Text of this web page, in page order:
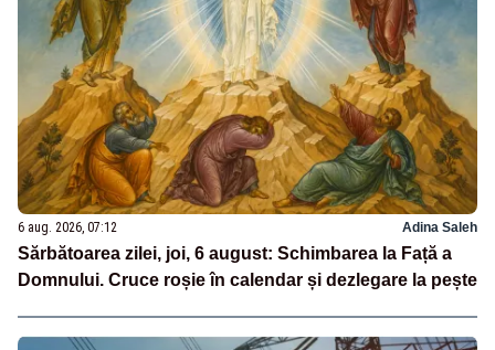
6 aug. 2026, 07:12 Adina Saleh
Sărbătoarea zilei, joi, 6 august: Schimbarea la Față a
Domnului. Cruce roșie în calendar și dezlegare la pește